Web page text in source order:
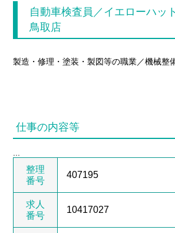
自動車検査員／イエローハット
鳥取店
製造・修理・塗装・製図等の職業／機械整
仕事の内容等
整理
番号
407195
求人
番号
10417027